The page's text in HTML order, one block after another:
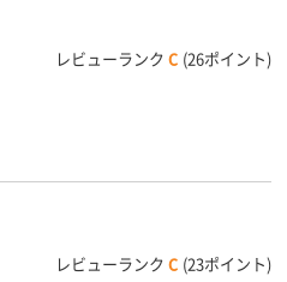
レビューランク C (26ポイント)
レビューランク C (23ポイント)